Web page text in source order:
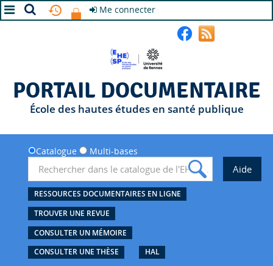
Me connecter
PORTAIL DOCUMENTAIRE
École des hautes études en santé publique
Catalogue Multi-bases
RESSOURCES DOCUMENTAIRES EN LIGNE
TROUVER UNE REVUE
CONSULTER UN MÉMOIRE
CONSULTER UNE THÈSE
HAL